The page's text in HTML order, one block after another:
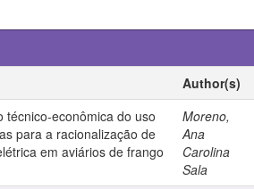
Author(s)
técnico-econômica do uso
para a racionalização de
em aviários de frango
Moreno,
Ana
Carolina
Sala